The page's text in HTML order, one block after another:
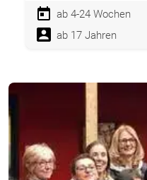
ab 4-24 Wochen
ab 17 Jahren